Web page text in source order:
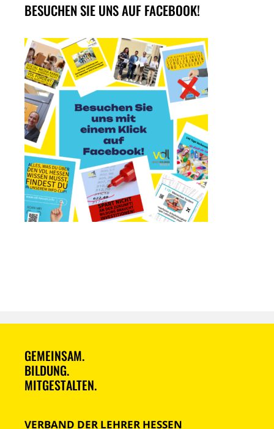
BESUCHEN SIE UNS AUF FACEBOOK!
GEMEINSAM.
BILDUNG.
MITGESTALTEN.
VERBAND DER LEHRER HESSEN